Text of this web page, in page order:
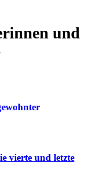
und
vierte und letzte